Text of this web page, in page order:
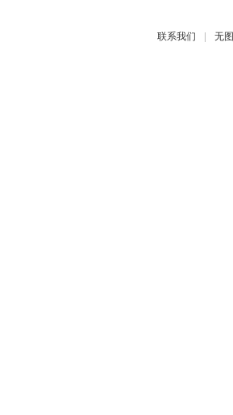
联系我们 | 无